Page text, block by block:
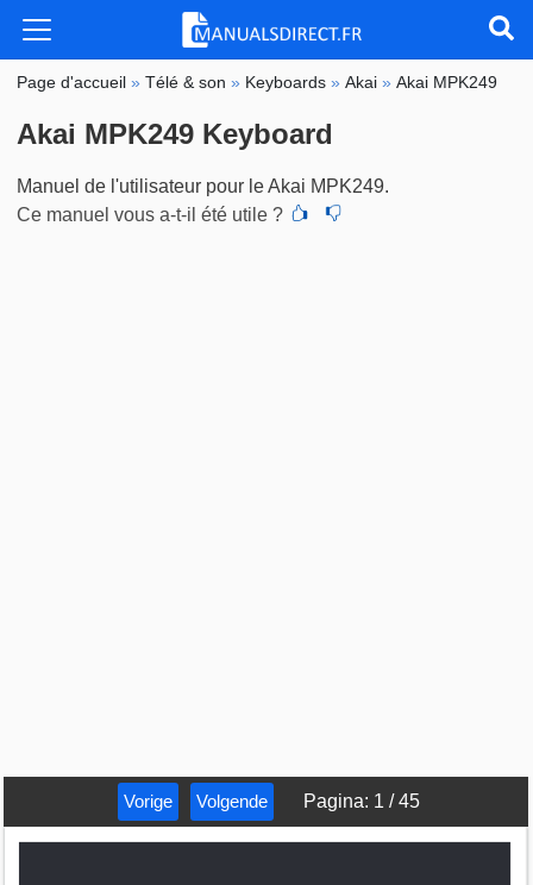
Page d'accueil »Télé & son » Keyboards »Akai »Akai MPK249
Akai MPK249 Keyboard
Manuel de l'utilisateur pour le Akai MPK249.
Ce manuel vous a-t-il été utile ?
Vorige Volgende Pagina: 1 /45